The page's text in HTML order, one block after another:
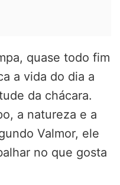
quase todo fim
a vida do dia a
da chácara.
a natureza e a
Valmor, ele
no que gosta